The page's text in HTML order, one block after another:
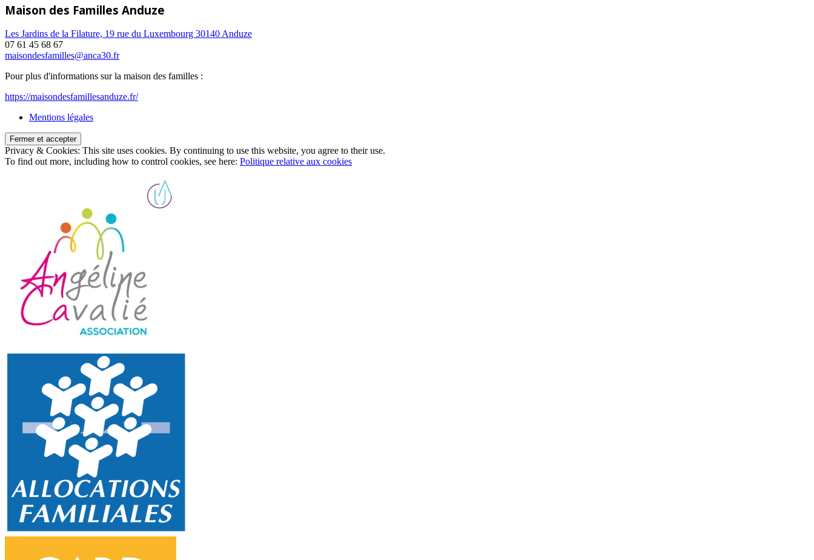
Maison des Familles Anduze
Les Jardins de la Filature, 19 rue du Luxembourg 30140 Anduze
07 61 45 68 67
maisondesfamilles@anca30.fr
Pour plus d'informations sur la maison des familles :
https://maisondesfamillesanduze.fr/
Mentions légales
Privacy & Cookies: This site uses cookies. By continuing to use this website, you agree to their use.
To find out more, including how to control cookies, see here: Politique relative aux cookies